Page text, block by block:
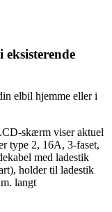
elbil hjemme eller i
skærm viser aktuel
type 2, 16A, 3-faset,
med ladestik
holder til ladestik
langt